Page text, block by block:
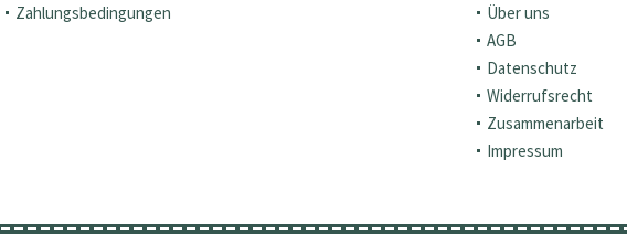
Zahlungsbedingungen
Über uns
AGB
Datenschutz
Widerrufsrecht
Zusammenarbeit
Impressum